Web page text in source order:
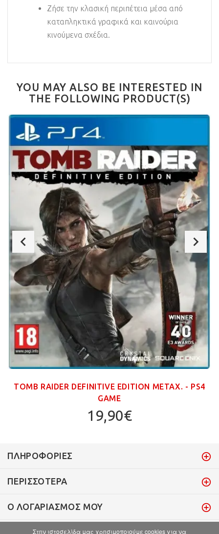
Ζήσε την κλασική περιπέτεια μέσα από
καταπληκτικά γραφικά και καινούρια
κινούμενα σχέδια.
YOU MAY ALSO BE INTERESTED IN
THE FOLLOWING PRODUCT(S)
TOMB RAIDER DEFINITIVE EDITION ΜΕΤΑΧ. - PS4
GAME
19,90€
ΠΛΗΡΟΦΟΡΊΕΣ
ΠΕΡΙΣΣΌΤΕΡΑ
Ο ΛΟΓΑΡΙΑΣΜΌΣ ΜΟΥ
Στην ιστοσελίδα μας χρησιμοποιούμε cookies για να